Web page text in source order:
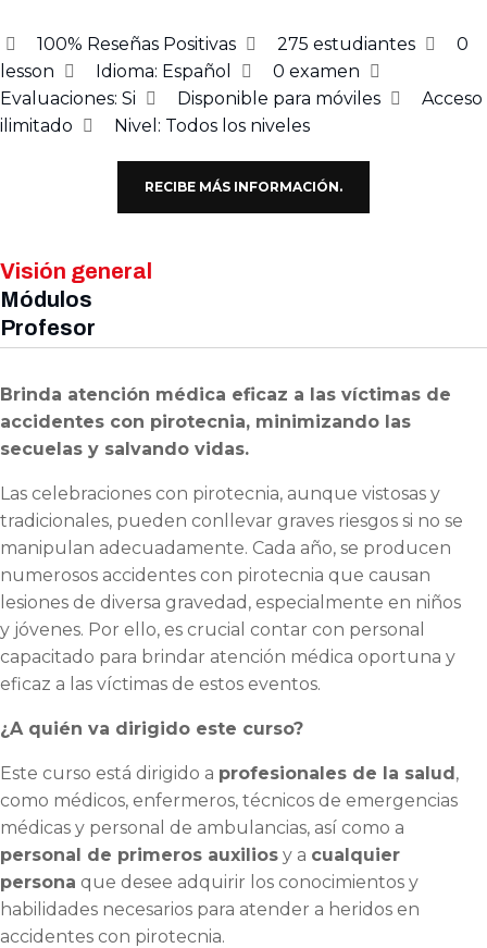
100% Reseñas Positivas 275 estudiantes
0
lesson
Idioma: Español 0 examen
Evaluaciones: Si Disponible para móviles
Acceso
ilimitado
Nivel: Todos los niveles
RECIBE MÁS INFORMACIÓN.
Visión general
Módulos
Profesor
Brinda atención médica eficaz a las víctimas de
accidentes con pirotecnia, minimizando las
secuelas y salvando vidas.
Las celebraciones con pirotecnia, aunque vistosas y
tradicionales, pueden conllevar graves riesgos si no se
manipulan adecuadamente. Cada año, se producen
numerosos accidentes con pirotecnia que causan
lesiones de diversa gravedad, especialmente en niños
y jóvenes. Por ello, es crucial contar con personal
capacitado para brindar atención médica oportuna y
eficaz a las víctimas de estos eventos.
¿A quién va dirigido este curso?
Este curso está dirigido a profesionales de la salud,
como médicos, enfermeros, técnicos de emergencias
médicas y personal de ambulancias, así como a
personal de primeros auxilios y a cualquier
persona que desee adquirir los conocimientos y
habilidades necesarios para atender a heridos en
accidentes con pirotecnia.